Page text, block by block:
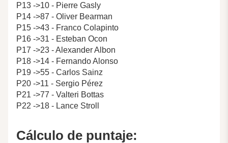
P13 ->10 - Pierre Gasly
P14 ->87 - Oliver Bearman
P15 ->43 - Franco Colapinto
P16 ->31 - Esteban Ocon
P17 ->23 - Alexander Albon
P18 ->14 - Fernando Alonso
P19 ->55 - Carlos Sainz
P20 ->11 - Sergio Pérez
P21 ->77 - Valteri Bottas
P22 ->18 - Lance Stroll
Cálculo de puntaje: